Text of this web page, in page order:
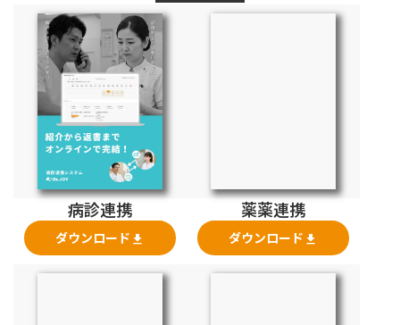
病診連携
ダウンロード file_download
薬薬連携
ダウンロード file_download